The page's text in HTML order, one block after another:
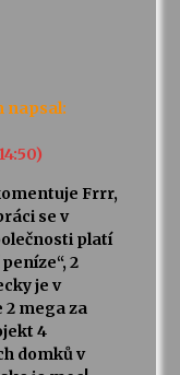
napsal:
Frrr,
se v
platí
2
je v
2 mega za
4
domků v